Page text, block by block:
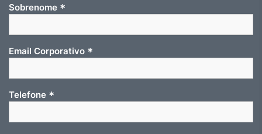
Sobrenome *
Email Corporativo *
Telefone *